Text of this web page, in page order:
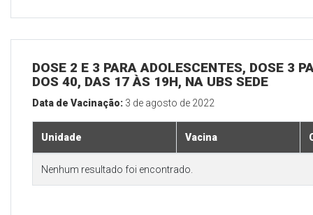
DOSE 2 E 3 PARA ADOLESCENTES, DOSE 3
DOS 40, DAS 17 ÀS 19H, NA UBS SEDE
Data de Vacinação: 3 de agosto de 2022
Unidade Vacina
Nenhum resultado foi encontrado.